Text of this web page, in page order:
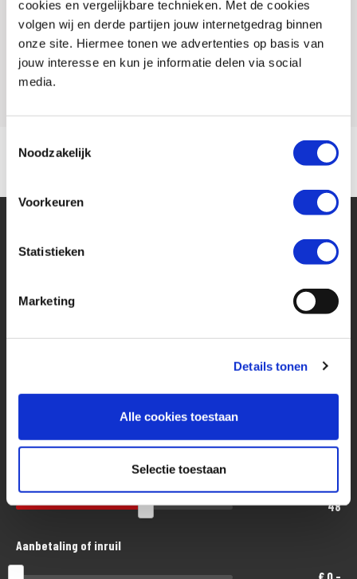
cookies en vergelijkbare technieken. Met de cookies
volgen wij en derde partijen jouw internetgedrag binnen
onze site. Hiermee tonen we advertenties op basis van
jouw interesse en kun je informatie delen via social
media.
Noodzakelijk
Voorkeuren
Statistieken
Marketing
Details tonen
Alle cookies toestaan
Selectie toestaan
Conditie
Occasion
Rijbewijs type
A
Model
GSF 650 BANDIT
Financier deze Suzuki
Eenvoudig, flexibel en verantwoord lenen. Het MotoPort Flexplan.
€ 5.300,-
48
Aanbetaling of inruil